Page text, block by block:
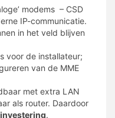
modems – CSD
IP-communicatie.
in het veld blijven
voor de installateur;
van de MME
met extra LAN
als router. Daardoor
.